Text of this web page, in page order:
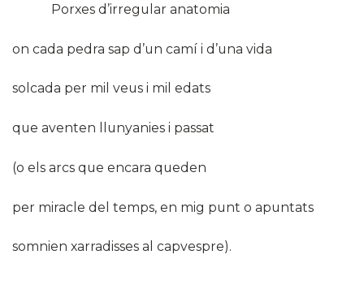
Porxes d’irregular anatomia
on cada pedra sap d’un camí i d’una vida
solcada per mil veus i mil edats
que aventen llunyanies i passat
(o els arcs que encara queden
per miracle del temps, en mig punt o apuntats
somnien xarradisses al capvespre).